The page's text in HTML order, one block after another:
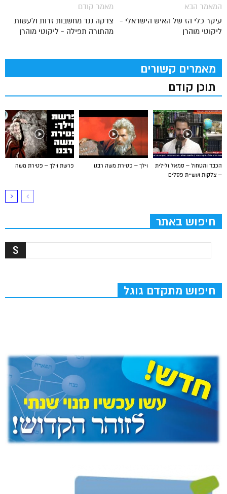
מאמר קודם
צדקה נגד מחשבות זרות ולעשות
מהתורה תפילה - ליקוטי מוהרן
המאמר הבא
עיקר כלי הז של האיש הישראלי -
ליקוטי מוהרן
מאמרים קשורים
תוכן קודם
פרשת וילך – פטירת משה וילך – פטירת משה רבנו
הכבד והטחול – סמאל ולילית
– צלקות ועשיית פסלים
חיפוש באתר
חיפוש מתקדם גוגל